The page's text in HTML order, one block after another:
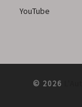
YouTube
© 2026